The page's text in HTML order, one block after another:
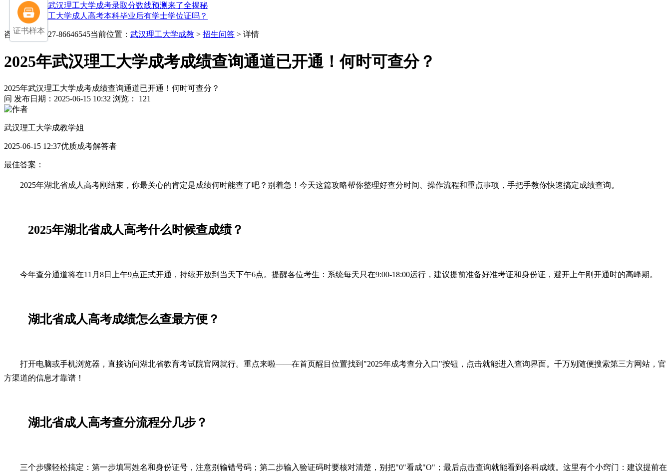
2026年武汉理工大学成考录取分数线预测来了全揭秘
武汉理工大学成人高考本科毕业后有学士学位证吗？
咨询电话：027-86646545当前位置： 武汉理工大学成教 > 招生问答 > 详情
2025年武汉理工大学成考成绩查询通道已开通！何时可查分？
2025年武汉理工大学成考成绩查询通道已开通！何时可查分？
问 发布日期：2025-06-15 10:32 浏览： 121
武汉理工大学成教学姐
2025-06-15 12:37优质成考解答者
最佳答案：
2025年湖北省成人高考刚结束，你最关心的肯定是成绩何时能查了吧？别着急！今天这篇攻略帮你整理好查分时间、操作流程和重点事项，手把手教你快速搞定成绩查询。
2025年湖北省成人高考什么时候查成绩？
今年查分通道将在11月8日上午9点正式开通，持续开放到当天下午6点。提醒各位考生：系统每天只在9:00-18:00运行，建议提前准备好准考证和身份证，避开上午刚开通时的高峰期。
湖北省成人高考成绩怎么查最方便？
打开电脑或手机浏览器，直接访问湖北省教育考试院官网就行。重点来啦——在首页醒目位置找到"2025年成考查分入口"按钮，点击就能进入查询界面。千万别随便搜索第三方网站，官
方渠道的信息才靠谱！
湖北省成人高考查分流程分几步？
三个步骤轻松搞定：第一步填写姓名和身份证号，注意别输错号码；第二步输入验证码时要核对清楚，别把"0"看成"O"；最后点击查询就能看到各科成绩。这里有个小窍门：建议提前在
证书样本